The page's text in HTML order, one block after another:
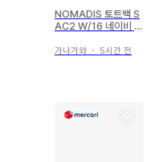
NOMADIS 토트백 S
AC2 W/16 네이비 새
가나가와 ・ 5시간 전